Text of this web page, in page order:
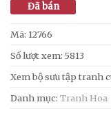
Đã bán
Mã: 12766
Số lượt xem: 5813
Xem bộ sưu tập tranh
Danh mục: Tranh Hoa